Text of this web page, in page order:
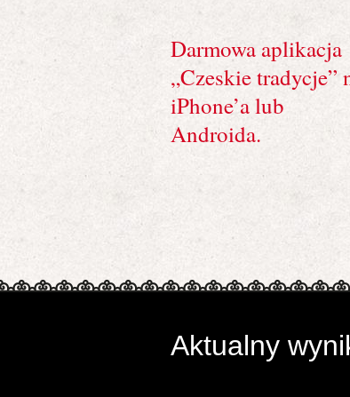
Darmowa aplikacja
„Czeskie tradycje”
iPhone’a lub
Androida.
Aktualny